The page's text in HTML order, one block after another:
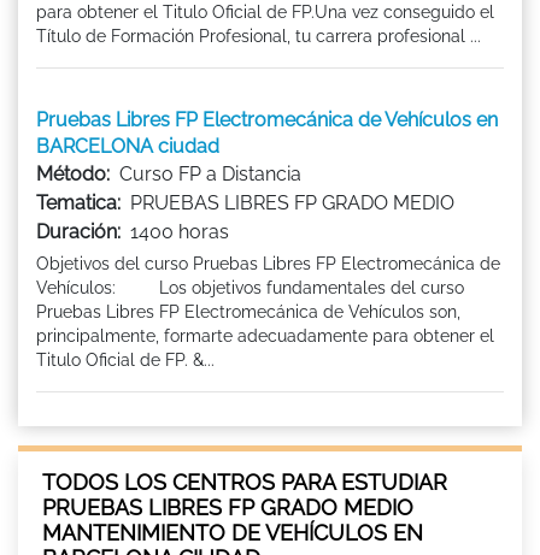
para obtener el Titulo Oficial de FP.Una vez conseguido el
Título de Formación Profesional, tu carrera profesional ...
Pruebas Libres FP Electromecánica de Vehículos en
BARCELONA ciudad
Método: Curso FP a Distancia
Tematica: PRUEBAS LIBRES FP GRADO MEDIO
Duración: 1400 horas
Objetivos del curso Pruebas Libres FP Electromecánica de
Vehículos: Los objetivos fundamentales del curso
Pruebas Libres FP Electromecánica de Vehículos son,
principalmente, formarte adecuadamente para obtener el
Titulo Oficial de FP. &...
TODOS LOS CENTROS PARA ESTUDIAR
PRUEBAS LIBRES FP GRADO MEDIO
MANTENIMIENTO DE VEHÍCULOS EN